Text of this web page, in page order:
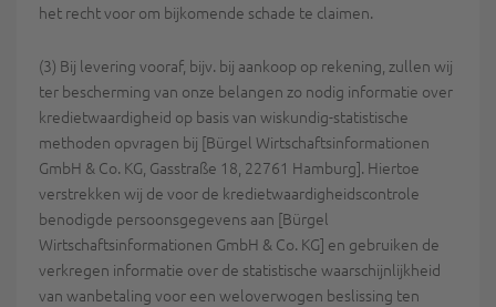
het recht voor om bijkomende schade te claimen.
(3) Bij levering vooraf, bijv. bij aankoop op rekening, zullen wij
ter bescherming van onze belangen zo nodig informatie over
kredietwaardigheid op basis van wiskundig-statistische
methoden opvragen bij [Bürgel Wirtschaftsinformationen
GmbH & Co. KG, Gasstraße 18, 22761 Hamburg]. Hiertoe
verstrekken wij de voor de kredietwaardigheidscontrole
benodigde persoonsgegevens aan [Bürgel
Wirtschaftsinformationen GmbH & Co. KG] en gebruiken de
verkregen informatie over de statistische waarschijnlijkheid
van wanbetaling voor een weloverwogen beslissing ten